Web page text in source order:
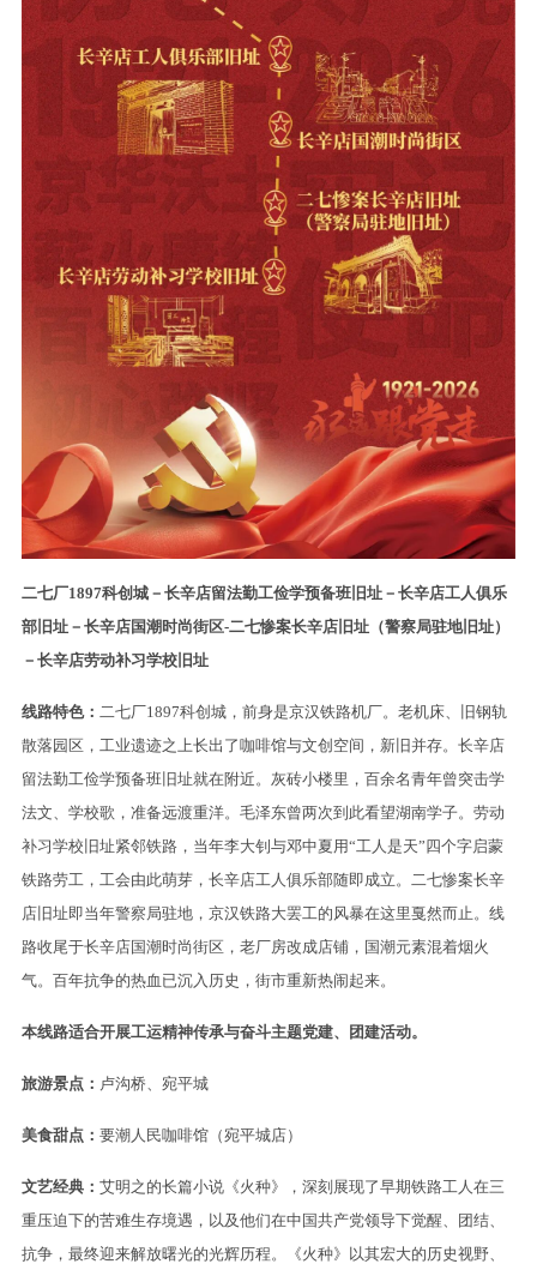
二七厂1897科创城－长辛店留法勤工俭学预备班旧址－长辛店工人俱乐
部旧址－长辛店国潮时尚街区-二七惨案长辛店旧址（警察局驻地旧址）
－长辛店劳动补习学校旧址
线路特色： 二七厂1897科创城，前身是京汉铁路机厂。老机床、旧钢轨
散落园区，工业遗迹之上长出了咖啡馆与文创空间，新旧并存。长辛店
留法勤工俭学预备班旧址就在附近。灰砖小楼里，百余名青年曾突击学
法文、学校歌，准备远渡重洋。毛泽东曾两次到此看望湖南学子。劳动
补习学校旧址紧邻铁路，当年李大钊与邓中夏用“工人是天”四个字启蒙
铁路劳工，工会由此萌芽，长辛店工人俱乐部随即成立。二七惨案长辛
店旧址即当年警察局驻地，京汉铁路大罢工的风暴在这里戛然而止。线
路收尾于长辛店国潮时尚街区，老厂房改成店铺，国潮元素混着烟火
气。百年抗争的热血已沉入历史，街市重新热闹起来。
本线路适合开展工运精神传承与奋斗主题党建、团建活动。
旅游景点： 卢沟桥、宛平城
美食甜点： 要潮人民咖啡馆（宛平城店）
文艺经典： 艾明之的长篇小说《火种》，深刻展现了早期铁路工人在三
重压迫下的苦难生存境遇，以及他们在中国共产党领导下觉醒、团结、
抗争，最终迎来解放曙光的光辉历程。《火种》以其宏大的历史视野、